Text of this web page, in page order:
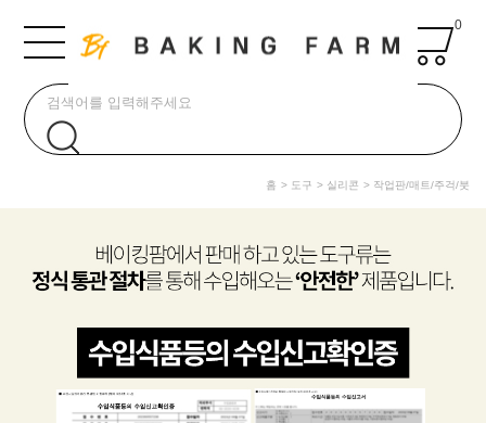
0
홈 도구 실리콘 작업판/매트/주걱/붓